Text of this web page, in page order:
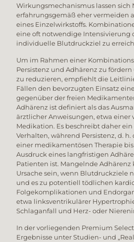
Wirkungsmechanismus lassen
erfahrungsgemäß eher vermeiden
eines Einzelwirkstoffs.
eine oft notwendige Intensivierung
individuelle Blutdruckziel zu
Um im Rahmen einer
Persistenz und Adhärenz zu
zu reduzieren, empfiehlt die
Fällen den bevorzugten Einsatz
gegenüber der freien
Adhärenz ist definiert als das
ärztlicher Anweisungen, etwa einer
Medikation. Es beschreibt daher
Verhalten, während Persistenz, d.
einer medikamentösen Therapie
Ausdruck eines langfristigen
Patienten ist. Mangelnde
Ursache sein, wenn Blutdruckziele
und es zu potentiell tödlichen
Folgekomplikationen und
etwa linksventrikulärer
Schlaganfall und Herz- oder
In der vorliegenden Premium
Ergebnisse unter Studien- und